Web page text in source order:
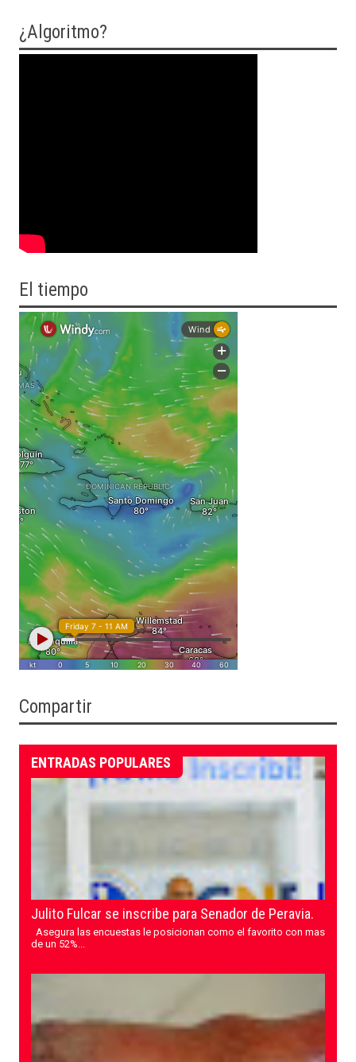
¿Algoritmo?
El tiempo
Compartir
ENTRADAS POPULARES
Julito Fulcar se inscribe para Senador de Peravia.
Asegura las encuestas le posicionan como el favorito con mas
de un 52%...